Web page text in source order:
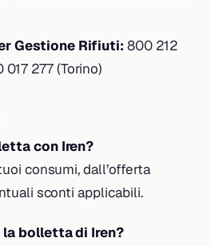
Gestione Rifiuti: 800 212
277 (Torino)
con Iren?
consumi, dall’offerta
sconti applicabili.
la bolletta di Iren?